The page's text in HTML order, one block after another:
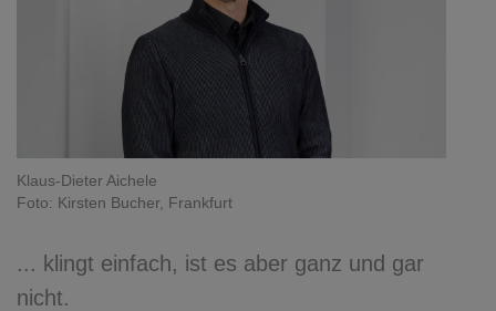
Klaus-Dieter Aichele
Foto: Kirsten Bucher, Frankfurt
... klingt einfach, ist es aber ganz und gar
nicht.